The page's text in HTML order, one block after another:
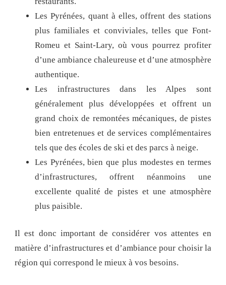
Les Pyrénées, quant à elles, offrent des stations
plus familiales et conviviales, telles que Font-
Romeu et Saint-Lary, où vous pourrez profiter
d’une ambiance chaleureuse et d’une atmosphère
authentique.
Les infrastructures dans les Alpes sont
généralement plus développées et offrent un
grand choix de remontées mécaniques, de pistes
bien entretenues et de services complémentaires
tels que des écoles de ski et des parcs à neige.
Les Pyrénées, bien que plus modestes en termes
d’infrastructures, offrent néanmoins une
excellente qualité de pistes et une atmosphère
plus paisible.
Il est donc important de considérer vos attentes en
matière d’infrastructures et d’ambiance pour choisir la
région qui correspond le mieux à vos besoins.